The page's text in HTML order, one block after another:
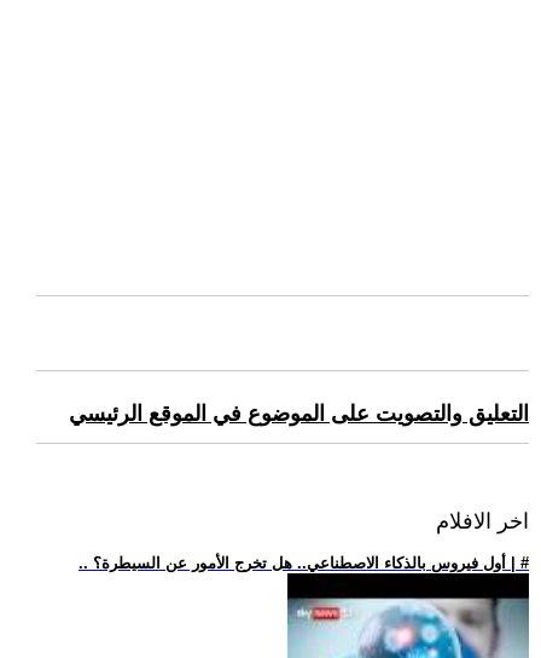
التعليق والتصويت على الموضوع في الموقع الرئيسي
اخر الافلام
.. أول فيروس بالذكاء الاصطناعي.. هل تخرج الأمور عن السيطرة؟ | #